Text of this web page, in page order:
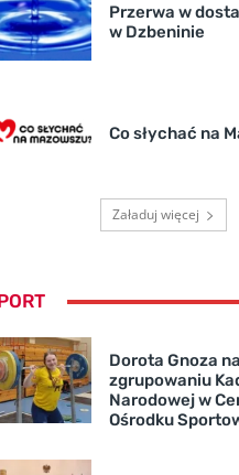
Przerwa w
w Dzbeninie
Co słychać na
Załaduj więcej
Dorota Gnoza na
zgrupowaniu
Narodowej w
Ośrodku